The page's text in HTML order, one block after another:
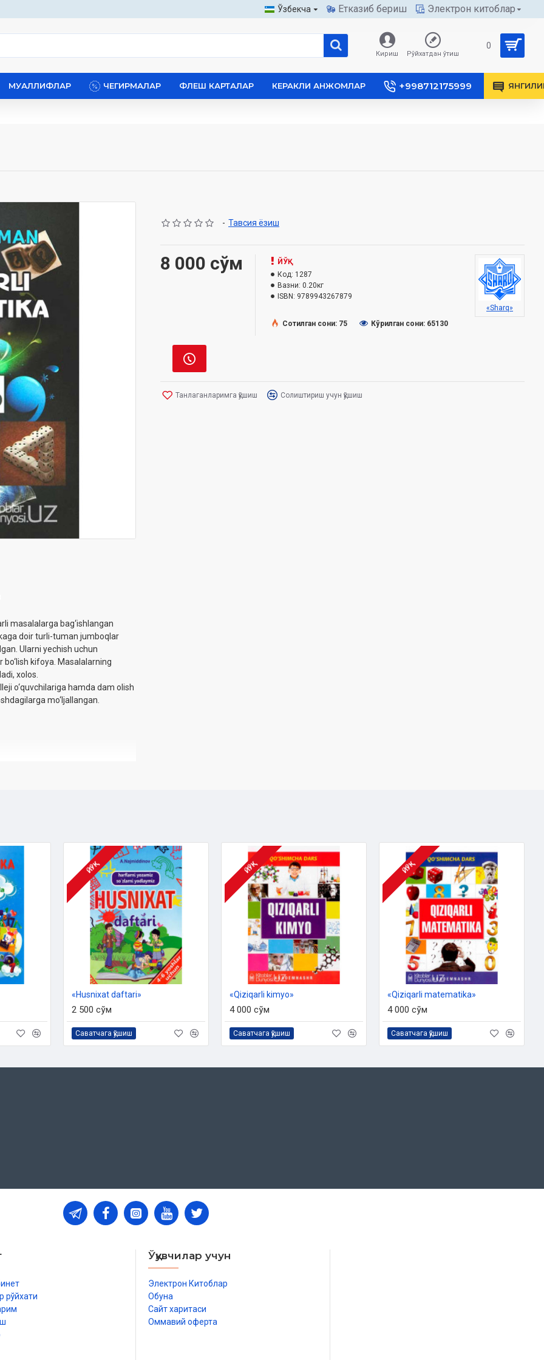
Ўзбекча Етказиб бериш Электрон китоблар
Кириш Рўйхатдан ўтиш
0
МУАЛЛИФЛАР ЧЕГИРМАЛАР ФЛЕШ КАРТАЛАР КЕРАКЛИ АНЖОМЛАР +998712175999
masalalarga ‎bag‘ishlangan
doir ‎turli-tuman jumboqlar
Ularni yechish uchun
kifoya. Masalalarning
xolos.‎
o‘quvchilariga hamda ‎dam olish
‎mo‘ljallangan.‎
- Тавсия ёзиш
8 000 сўм
ЙЎҚ
Код: 1287
Вазни: 0.20кг
ISBN: 9789943267879
«Sharq»
Сотилган сони: 75
Кўрилган сони: 65130
Танлаганларимга қўшиш Солиштириш учун қўшиш
ЙЎҚ
«Husnixat daftari»
2 500 сўм
Саватчага қўшиш
ЙЎҚ
«Qiziqarli kimyo»
4 000 сўм
Саватчага қўшиш
ЙЎҚ
«Qiziqarli matematika»
4 000 сўм
Саватчага қўшиш
рўйхати
Ўқувчилар учун
Электрон Китоблар
Обуна
Сайт харитаси
Оммавий оферта